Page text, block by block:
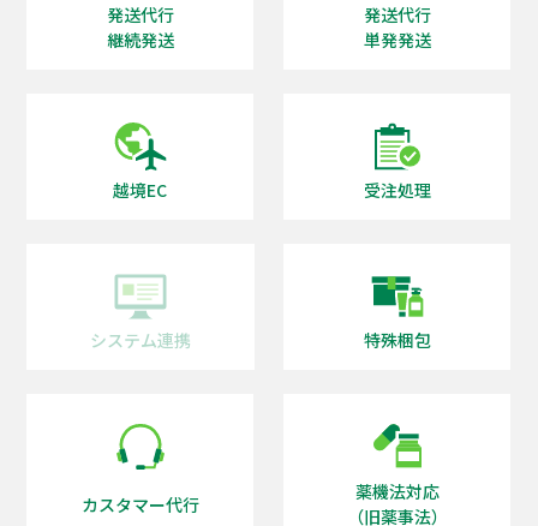
発送代行
継続発送
発送代行
単発発送
越境EC 受注処理
システム連携 特殊梱包
カスタマー代行
薬機法対応
（旧薬事法）